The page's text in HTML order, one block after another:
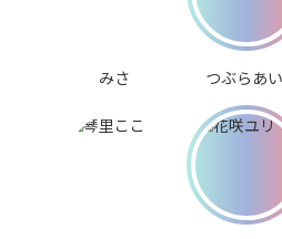
みさ つぶらあい